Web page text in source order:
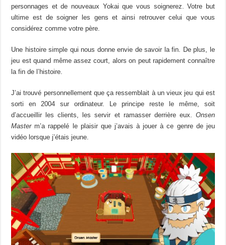
personnages etde nouveaux Yokai que vous soignerez. Votre but
ultime est de soigner les gens et ainsi retrouver celui que vous
considérez comme votre père.
Une histoire simple qui nous donne envie de savoir lafin. De plus, le
jeu est quand même assez court, alors on peutrapidement connaître
la fin de l’histoire.
J’ai trouvé personnellement queçaressemblait à unvieux jeu qui est
sorti en 2004 sur ordinateur.
Le principe reste le même, soit
d’accueillir les clients, les servir et ramasser derrière eux. Onsen
Masterm’arappelé le plaisir que j’avais à jouer à ce genre de jeu
vidéo lorsque j’étais jeune.